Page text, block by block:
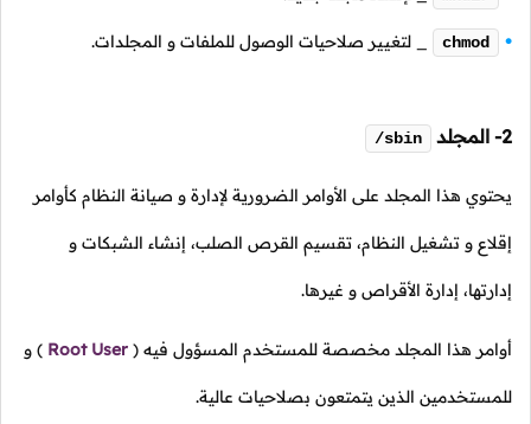
chmod _ لتغيير صلاحيات الوصول للملفات و المجلدات.
2- المجلد /sbin
يحتوي هذا المجلد على الأوامر الضرورية لإدارة و صيانة النظام كأوامر
إقلاع و تشغيل النظام، تقسيم القرص الصلب، إنشاء الشبكات و
إدارتها، إدارة الأقراص و غيرها.
أوامر هذا المجلد مخصصة للمستخدم المسؤول فيه (
Root User
) و
للمستخدمين الذين يتمتعون بصلاحيات عالية.